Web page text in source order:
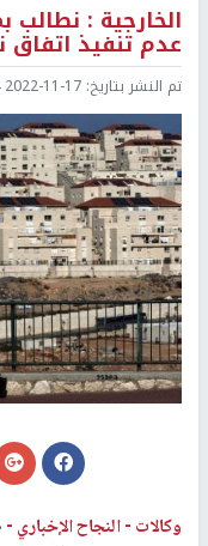
الخارجية :
عدم تنفيذ اتفاق
تم النشر بتاريخ: 2022-11-17 12:44
وكالات -النجاح الإخباري -